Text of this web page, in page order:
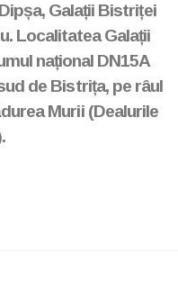
Galații Bistriței
Localitatea Galații
național DN15A
de Bistrița, pe râul
Murii (Dealurile